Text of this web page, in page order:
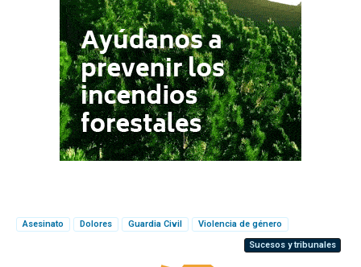
Asesinato Dolores Guardia Civil
Violencia de género
Sucesos y tribunales